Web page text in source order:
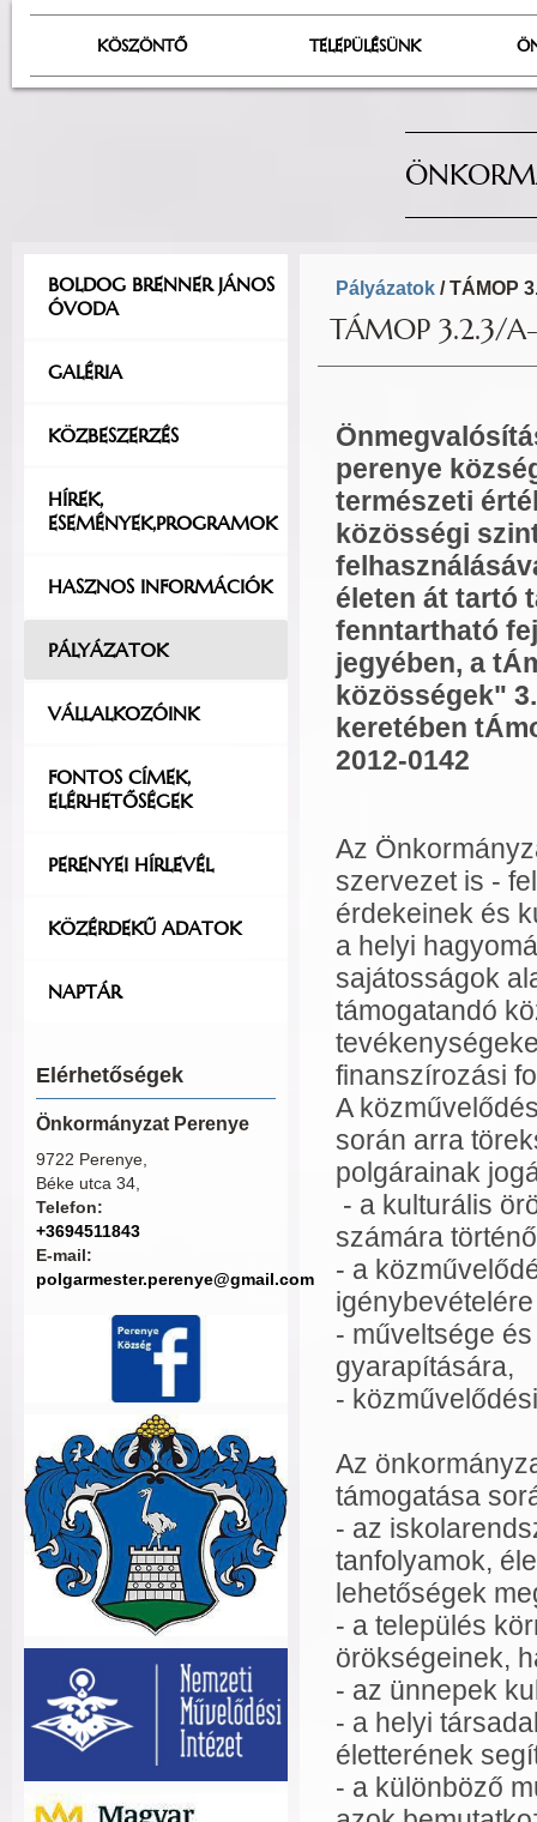
KÖSZÖNTŐ TELEPÜLÉSÜNK
BOLDOG BRENNER JÁNOS
ÓVODA
GALÉRIA
KÖZBESZERZÉS
HÍREK,
ESEMÉNYEK,PROGRAMOK
HASZNOS INFORMÁCIÓK
PÁLYÁZATOK
VÁLLALKOZÓINK
FONTOS CÍMEK,
ELÉRHETŐSÉGEK
PERENYEI HÍRLEVÉL
KÖZÉRDEKŰ ADATOK
NAPTÁR
Elérhetőségek
Önkormányzat Perenye
9722 Perenye,
Béke utca 34,
Telefon:
+3694511843
E-mail:
polgarmester.perenye@gmail.com
Pályázatok / TÁMOP
TÁMOP 3.2.3/A-
perenye
természeti
közösségi
életen át tartó
fenntartható
jegyében, a
közösségek"
keretében
2012-0142
Az
szervezet is -
érdekeinek és
a helyi
sajátosságok
támogatandó
finanszírozási
A
során arra
polgárainak
- a kulturális
számára
- a
- műveltsége
gyarapítására,
-
Az
támogatása
- az
tanfolyamok,
lehetőségek
- a település
örökségeinek,
- az ünnepek
- a helyi
életterének
- a különböző